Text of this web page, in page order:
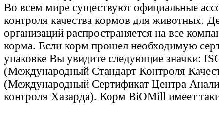
Во всем мире существуют официальные
контроля качества кормов для животных.
организаций распространяется на все
корма. Если корм прошел необходимую
упаковке Вы увидите следующие значки:
(Международный Стандарт Контроля
(Международный Сертификат Центра
контроля Хазарда). Корм BiOMill имеет